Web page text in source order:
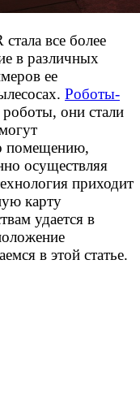
все более
в различных
ее
Роботы-
они стали
помещению,
осуществляя
приходит
карту
удается в
в этой статье.